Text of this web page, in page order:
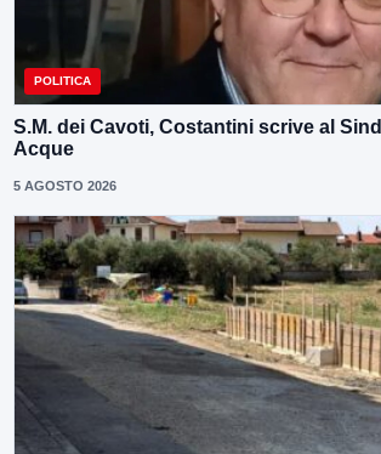
POLITICA
S.M. dei Cavoti, Costantini scrive al
Acque
5 AGOSTO 2026